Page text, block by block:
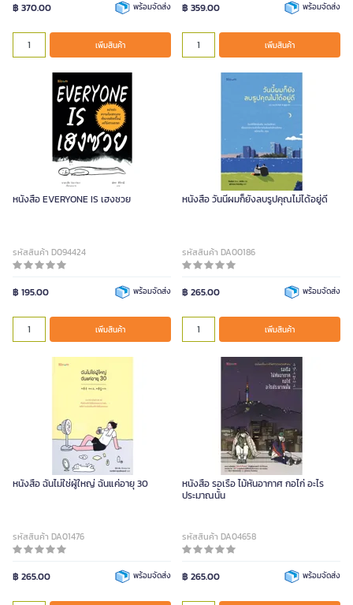
฿ 370.00 พร้อมจัดส่ง
เพิ่มสินค้า
฿ 359.00 พร้อมจัดส่ง
เพิ่มสินค้า
หนังสือ EVERYONE IS เฮงซวย
รหัสสินค้า D094424
฿ 195.00 พร้อมจัดส่ง
เพิ่มสินค้า
หนังสือ วันนี้ผมก็ยังลบรูปคุณไม่ได้อยู่ดี
รหัสสินค้า DA00186
฿ 265.00 พร้อมจัดส่ง
เพิ่มสินค้า
หนังสือ ฉันไม่ใช่ผู้ใหญ่ ฉันแค่อายุ 30
รหัสสินค้า DA01476
฿ 265.00 พร้อมจัดส่ง
หนังสือ รอเรือ ไม้หันอากาศ กอไก่ อะไร
ประมาณนั้น
รหัสสินค้า DA04658
฿ 265.00 พร้อมจัดส่ง